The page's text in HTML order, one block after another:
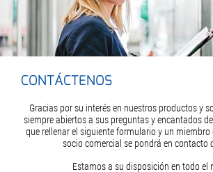
CONTÁCTENOS
Gracias por su interés en nuestros productos y
siempre abiertos a sus preguntas y encantados
que rellenar el siguiente formulario y un miembro
socio comercial se pondrá en contacto
Estamos a su disposición en todo el